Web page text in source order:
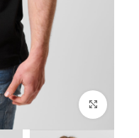
לחץ להגדלה